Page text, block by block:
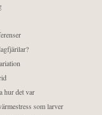
hur det var
som larver